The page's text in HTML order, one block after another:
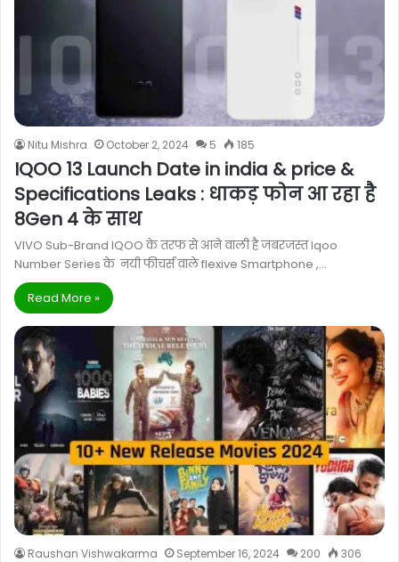
Nitu Mishra October 2, 2024 5 185
IQOO 13 Launch Date in india & price &
Specifications Leaks : धाकड़ फोन आ रहा है
8Gen 4 के साथ
VIVO Sub-Brand IQOO के तरफ से आने वाली है जबरजस्त Iqoo
Number Series के नयी फीचर्स वाले flexive Smartphone ,…
Read More »
Raushan Vishwakarma September 16, 2024 200 306